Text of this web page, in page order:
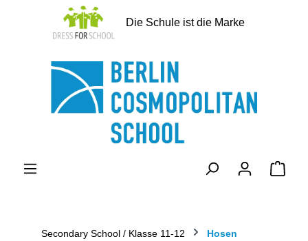
springen
Die Schule ist die Marke
Secondary School / Klasse 11-12 Hosen